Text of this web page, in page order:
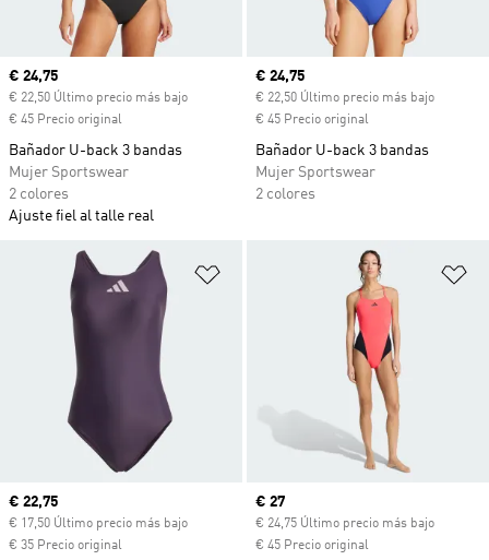
Precio actual
€ 24,75
€ 22,50 Último precio más bajo
€ 45 Precio original
Bañador U-back 3 bandas
Mujer Sportswear
2 colores
Ajuste fiel al talle real
Precio actual
€ 24,75
€ 22,50 Último precio más bajo
€ 45 Precio original
Bañador U-back 3 bandas
Mujer Sportswear
2 colores
Añadir a la lista de deseos
Precio actual
€ 22,75
€ 17,50 Último precio más bajo
€ 35 Precio original
Precio actual
€ 27
€ 24,75 Último precio más bajo
€ 45 Precio original